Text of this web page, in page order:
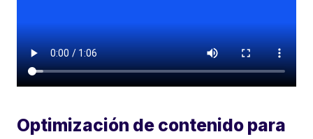
Optimización de contenido para